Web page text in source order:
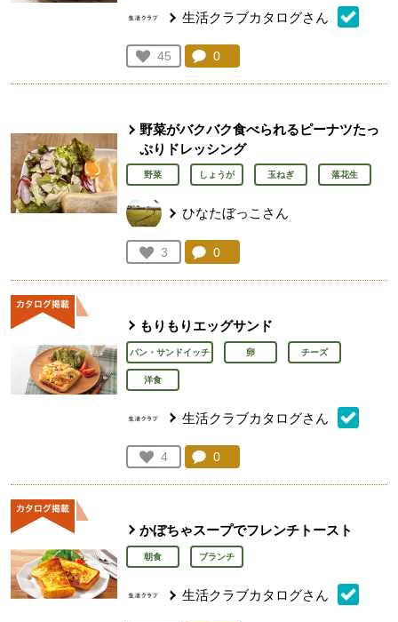
生活クラブカタログさん
お気に入り登録：
45
人が登録
コメント：
0
野菜がバクバク食べられるピーナツたっ
ぷりドレッシング
野菜 しょうが 玉ねぎ 落花生
ひなたぼっこさん
お気に入り登録：
3
人が登録
コメント：
0
もりもりエッグサンド
パン・サンドイッチ 卵 チーズ
洋食
生活クラブカタログさん
お気に入り登録：
4
人が登録
コメント：
0
かぼちゃスープでフレンチトースト
朝食 ブランチ
生活クラブカタログさん